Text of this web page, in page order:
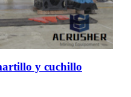
y cuchillo